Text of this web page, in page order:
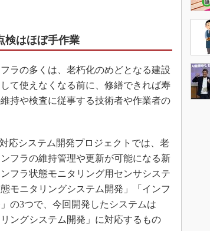
検はほぼ手作業
ラの多くは、老朽化のめどとなる建設
て使えなくなる前に、修繕できれば寿
持や検査に従事する技術者や作業者の
応システム開発プロジェクトでは、老
フラの維持管理や更新が可能になる新
フラ状態モニタリング用センサシステ
モニタリングシステム開発」「インフ
の3つで、今回開発したシステムは
ングシステム開発」に対応するもの